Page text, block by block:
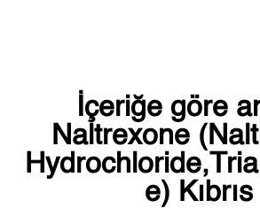
İçeriğe göre
Naltrexone
e) Kıbrıs